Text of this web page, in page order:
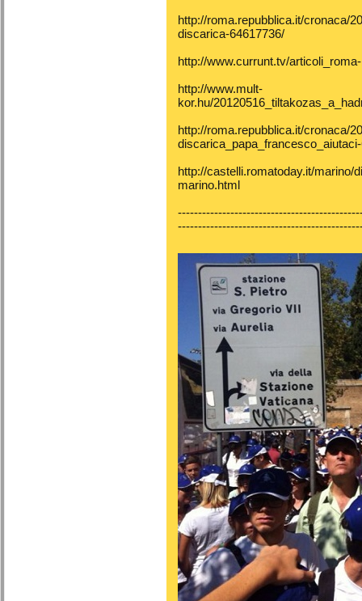
http://roma.repubblica.it/cronaca/
discarica-64617736/
http://www.currunt.tv/
http://www.mult-
kor.hu/
http://roma.repubblica.it/cronaca/
http://castelli.romatoday.it/marino/
marino.html